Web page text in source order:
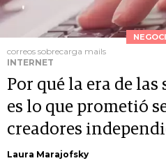
correos sobrecarga mails
INTERNET
Por qué la era de
es lo que prometió
creadores
Laura Marajofsky